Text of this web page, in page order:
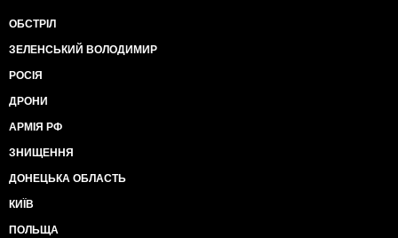
ОБСТРІЛ
ЗЕЛЕНСЬКИЙ ВОЛОДИМИР
РОСІЯ
ДРОНИ
АРМІЯ РФ
ЗНИЩЕННЯ
ДОНЕЦЬКА ОБЛАСТЬ
КИЇВ
ПОЛЬЩА